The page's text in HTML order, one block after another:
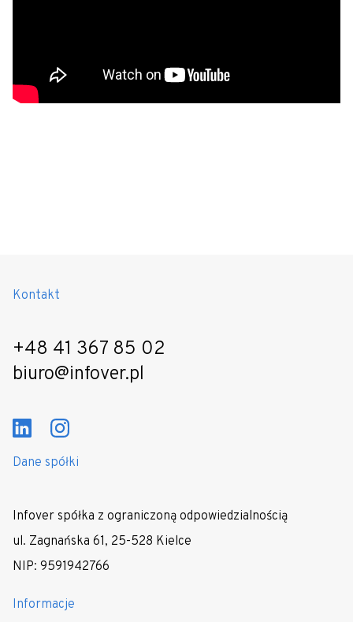
Kontakt
+48 41 367 85 02
biuro@infover.pl
Dane spółki
Infover spółka z ograniczoną odpowiedzialnością
ul. Zagnańska 61, 25-528 Kielce
NIP: 9591942766
Informacje